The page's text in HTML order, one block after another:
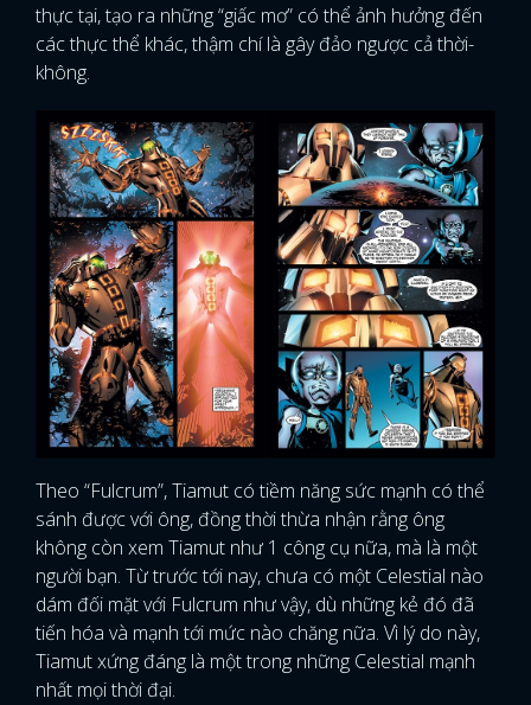
thực tại, tạo ra những “giấc mơ” có thể ảnh hưởng đến
các thực thể khác, thậm chí là gây đảo ngược cả thời-
không.
Theo “Fulcrum”, Tiamut có tiềm năng sức mạnh có thể
sánh được với ông, đồng thời thừa nhận rằng ông
không còn xem Tiamut như 1 công cụ nữa, mà là một
người bạn. Từ trước tới nay, chưa có một Celestial nào
dám đối mặt với Fulcrum như vậy, dù những kẻ đó đã
tiến hóa và mạnh tới mức nào chăng nữa. Vì lý do này,
Tiamut xứng đáng là một trong những Celestial mạnh
nhất mọi thời đại.